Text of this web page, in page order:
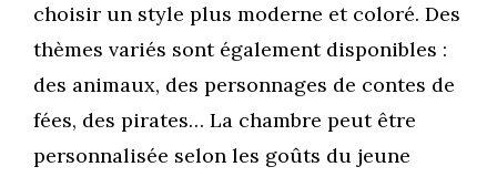
choisir un style plus moderne et coloré. Des
thèmes variés sont également disponibles :
des animaux, des personnages de contes de
fées, des pirates… La chambre peut être
personnalisée selon les goûts du jeune